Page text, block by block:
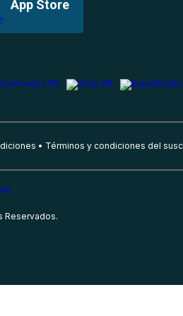
App Store
Términos y condiciones del
Reservados.